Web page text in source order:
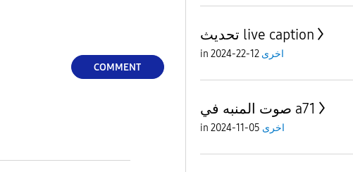
COMMENT
تحديث live caption
in اخرى 12-22-2024
صوت المنبه في a71
in اخرى 05-11-2024